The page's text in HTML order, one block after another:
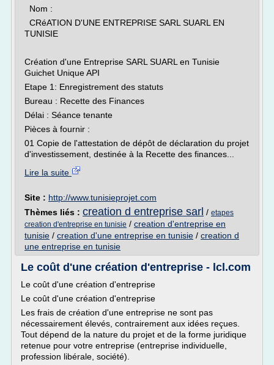
Nom :
CRéATION D'UNE ENTREPRISE SARL SUARL EN
TUNISIE
Création d'une Entreprise SARL SUARL en Tunisie
Guichet Unique API
Etape 1: Enregistrement des statuts
Bureau : Recette des Finances
Délai : Séance tenante
Pièces à fournir :
01 Copie de l'attestation de dépôt de déclaration du projet
d'investissement, destinée à la Recette des finances...
Lire la suite
Site : http://www.tunisieprojet.com
Thèmes liés : creation d entreprise sarl / etapes
creation d'entreprise en tunisie / creation d'entreprise en
tunisie / creation d'une entreprise en tunisie / creation d
une entreprise en tunisie
Le coût d'une création d'entreprise - lcl.com
Le coût d'une création d'entreprise
Le coût d'une création d'entreprise
Les frais de création d'une entreprise ne sont pas
nécessairement élevés, contrairement aux idées reçues.
Tout dépend de la nature du projet et de la forme juridique
retenue pour votre entreprise (entreprise individuelle,
profession libérale, société).